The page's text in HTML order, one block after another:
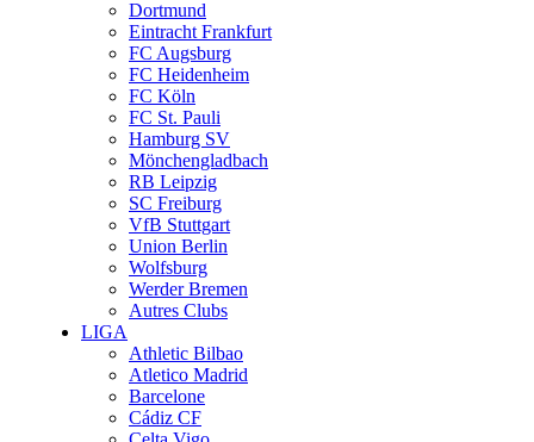
Dortmund
Eintracht Frankfurt
FC Augsburg
FC Heidenheim
FC Köln
FC St. Pauli
Hamburg SV
Mönchengladbach
RB Leipzig
SC Freiburg
VfB Stuttgart
Union Berlin
Wolfsburg
Werder Bremen
Autres Clubs
LIGA
Athletic Bilbao
Atletico Madrid
Barcelone
Cádiz CF